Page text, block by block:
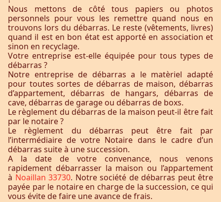
Nous mettons de côté tous papiers ou photos
personnels pour vous les remettre quand nous en
trouvons lors du débarras. Le reste (vêtements, livres)
quand il est en bon état est apporté en association et
sinon en recyclage.
Votre entreprise est-elle équipée pour tous types de
débarras ?
Notre entreprise de débarras a le matèriel adapté
pour toutes sortes de débarras de maison, débarras
d’appartement, débarras de hangars, débarras de
cave, débarras de garage ou débarras de boxs.
Le règlement du débarras de la maison peut-il être fait
par le notaire ?
Le règlement du débarras peut être fait par
l’intermédiaire de votre Notaire dans le cadre d’un
débarras suite à une succession.
A la date de votre convenance, nous venons
rapidement débarrasser la maison ou l’appartement
à Noaillan 33730. Notre société de débarras peut être
payée par le notaire en charge de la succession, ce qui
vous évite de faire une avance de frais.